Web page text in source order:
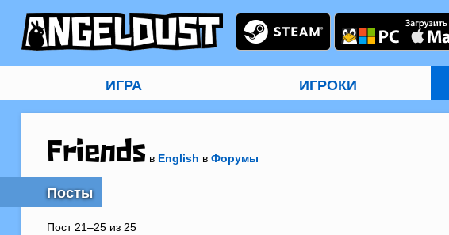
ИГРА ИГРОКИ
Friends в English в Форумы
Посты
Пост 21–25 из 25